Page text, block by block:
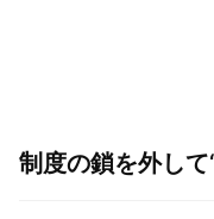
制度の鎖を外し